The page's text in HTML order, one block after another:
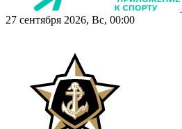
27 сентября 2026, Вс, 00:00